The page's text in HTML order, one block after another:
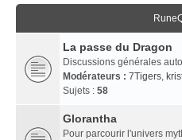
La passe du Dragon
Discussions générales
Modérateurs : 7Tigers,
Sujets : 58
Glorantha
Pour parcourir l'univers